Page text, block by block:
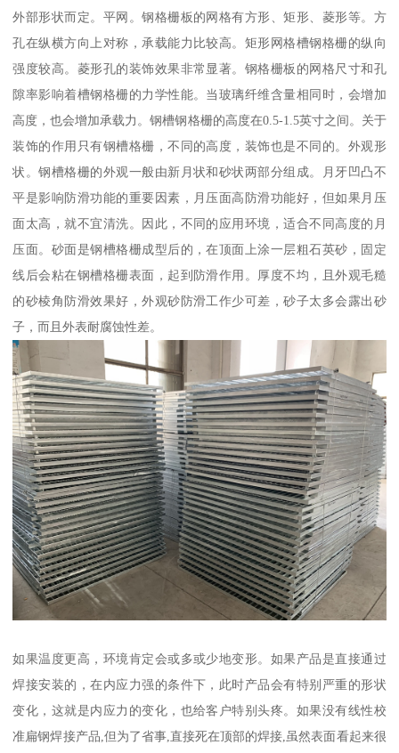
外部形状而定。平网。钢格栅板的网格有方形、矩形、菱形等。方
孔在纵横方向上对称，承载能力比较高。矩形网格槽钢格栅的纵向
强度较高。菱形孔的装饰效果非常显著。钢格栅板的网格尺寸和孔
隙率影响着槽钢格栅的力学性能。当玻璃纤维含量相同时，会增加
高度，也会增加承载力。钢槽钢格栅的高度在0.5-1.5英寸之间。关于
装饰的作用只有钢槽格栅，不同的高度，装饰也是不同的。外观形
状。钢槽格栅的外观一般由新月状和砂状两部分组成。月牙凹凸不
平是影响防滑功能的重要因素，月压面高防滑功能好，但如果月压
面太高，就不宜清洗。因此，不同的应用环境，适合不同高度的月
压面。砂面是钢槽格栅成型后的，在顶面上涂一层粗石英砂，固定
线后会粘在钢槽格栅表面，起到防滑作用。厚度不均，且外观毛糙
的砂棱角防滑效果好，外观砂防滑工作少可差，砂子太多会露出砂
子，而且外表耐腐蚀性差。
如果温度更高，环境肯定会或多或少地变形。如果产品是直接通过
焊接安装的，在内应力强的条件下，此时产品会有特别严重的形状
变化，这就是内应力的变化，也给客户特别头疼。如果没有线性校
准扁钢焊接产品,但为了省事,直接死在顶部的焊接,虽然表面看起来很